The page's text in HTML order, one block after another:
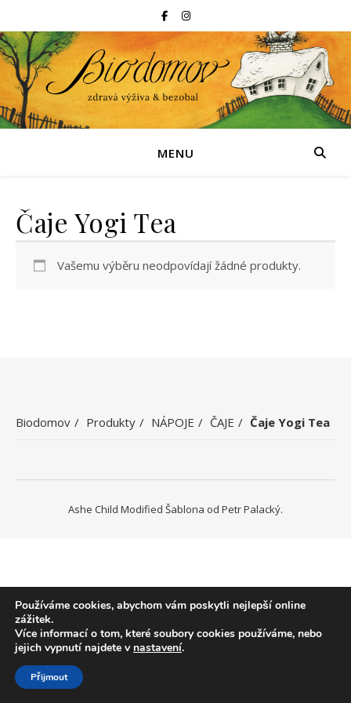
MENU
Čaje Yogi Tea
Vašemu výběru neodpovídají žádné produkty.
Biodomov Produkty NÁPOJE ČAJE Čaje Yogi Tea
Ashe Child Modified Šablona od Petr Palacký.
Používáme cookies, abychom vám poskytli nejlepší online
zážitek.
Více informací o tom, které soubory cookies používáme, nebo
jejich vypnutí najdete v nastavení.
Přijmout